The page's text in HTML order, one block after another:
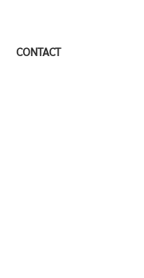
CONTACT